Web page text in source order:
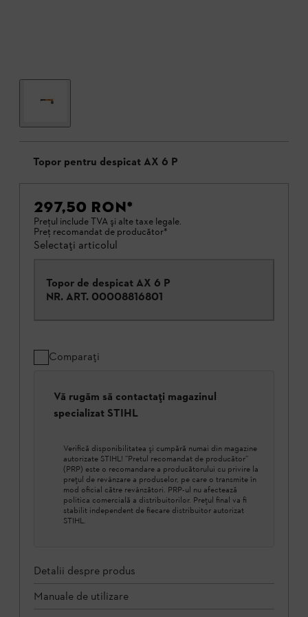
Topor pentru despicat AX 6 P
297,50 RON*
Preţul include TVA şi alte taxe legale.
Preţ recomandat de producător*
Selectați articolul
Topor de despicat AX 6 P
NR. ART. 00008816801
Comparați
Vă rugăm să contactați magazinul
specializat STIHL
Verifică disponibilitatea şi cumpără numai din magazine
autorizate STIHL! ”Pretul recomandat de producător”
(PRP) este o recomandare a producătorului cu privire la
prețul de revânzare a produselor, pe care o transmite în
mod oficial către revânzători. PRP-ul nu afectează
politica comercială a distribuitorilor. Prețul final va fi
stabilit independent de fiecare distribuitor autorizat
STIHL.
Detalii despre produs
Manuale de utilizare